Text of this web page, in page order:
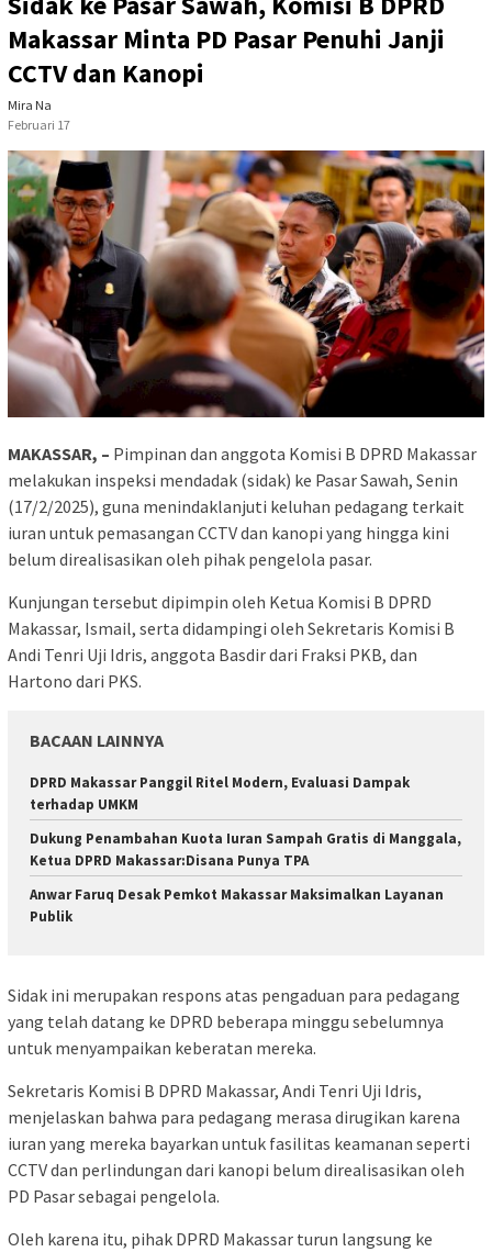
Makassar Minta PD Pasar Penuhi Janji
CCTV dan Kanopi
Mira Na
Februari 17
MAKASSAR, – Pimpinan dan anggota Komisi B DPRD Makassar
melakukan inspeksi mendadak (sidak) ke Pasar Sawah, Senin
(17/2/2025), guna menindaklanjuti keluhan pedagang terkait
iuran untuk pemasangan CCTV dan kanopi yang hingga kini
belum direalisasikan oleh pihak pengelola pasar.
Kunjungan tersebut dipimpin oleh Ketua Komisi B DPRD
Makassar, Ismail, serta didampingi oleh Sekretaris Komisi B
Andi Tenri Uji Idris, anggota Basdir dari Fraksi PKB, dan
Hartono dari PKS.
BACAAN LAINNYA
DPRD Makassar Panggil Ritel Modern, Evaluasi Dampak
terhadap UMKM
Dukung Penambahan Kuota Iuran Sampah Gratis di Manggala,
Ketua DPRD Makassar:Disana Punya TPA
Anwar Faruq Desak Pemkot Makassar Maksimalkan Layanan
Publik
Sidak ini merupakan respons atas pengaduan para pedagang
yang telah datang ke DPRD beberapa minggu sebelumnya
untuk menyampaikan keberatan mereka.
Sekretaris Komisi B DPRD Makassar, Andi Tenri Uji Idris,
menjelaskan bahwa para pedagang merasa dirugikan karena
iuran yang mereka bayarkan untuk fasilitas keamanan seperti
CCTV dan perlindungan dari kanopi belum direalisasikan oleh
PD Pasar sebagai pengelola.
Oleh karena itu, pihak DPRD Makassar turun langsung ke